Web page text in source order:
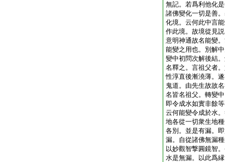
無記。若爲利他化
諸佛變化一切是善
化境。云何此中言
作此境。故境從見
意明神通故名能變
能變之用也。別解
變中初問次解後結
名釋之。言祖父者
性淳直後漸澆薄。
鬼道。由先生故故
名皆名祖父。轉變
即令成水如實非餘
云何能變令成於水
地各從一切衆生地
各別。並是有漏。
漏。自從諸佛無漏
以妙觀智撃圓鏡智
水是無漏。以此爲